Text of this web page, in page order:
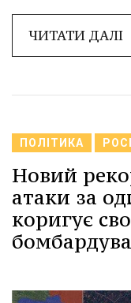
ЧИТАТИ ДАЛІ
ПОЛІТИКА
Новий
атаки за
коригує